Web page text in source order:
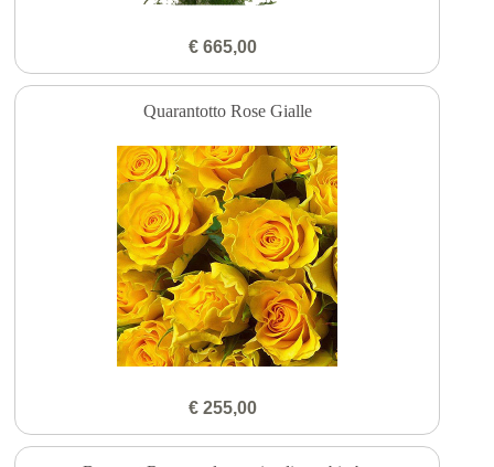
€ 665,00
Quarantotto Rose Gialle
€ 255,00